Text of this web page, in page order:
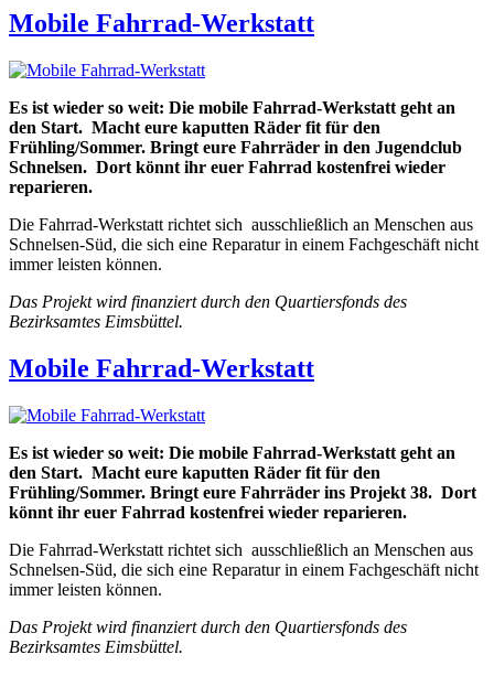
Mobile Fahrrad-Werkstatt
Es ist wieder so weit: Die mobile Fahrrad-Werkstatt geht an
den Start. Macht eure kaputten Räder fit für den
Frühling/Sommer. Bringt eure Fahrräder in den Jugendclub
Schnelsen. Dort könnt ihr euer Fahrrad kostenfrei wieder
reparieren.
Die Fahrrad-Werkstatt richtet sich ausschließlich an Menschen aus
Schnelsen-Süd, die sich eine Reparatur in einem Fachgeschäft nicht
immer leisten können.
Das Projekt wird finanziert durch den Quartiersfonds des
Bezirksamtes Eimsbüttel.
Mobile Fahrrad-Werkstatt
Es ist wieder so weit: Die mobile Fahrrad-Werkstatt geht an
den Start. Macht eure kaputten Räder fit für den
Frühling/Sommer. Bringt eure Fahrräder ins Projekt 38. Dort
könnt ihr euer Fahrrad kostenfrei wieder reparieren.
Die Fahrrad-Werkstatt richtet sich ausschließlich an Menschen aus
Schnelsen-Süd, die sich eine Reparatur in einem Fachgeschäft nicht
immer leisten können.
Das Projekt wird finanziert durch den Quartiersfonds des
Bezirksamtes Eimsbüttel.